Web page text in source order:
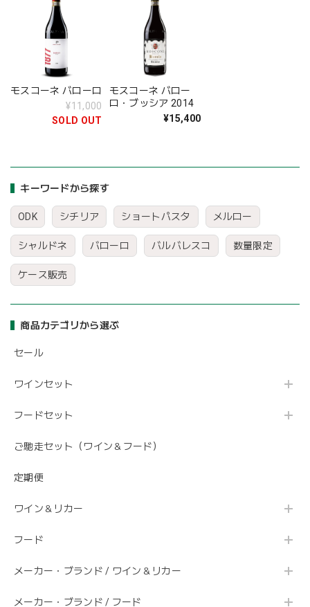
キーワードから探す
ODK シチリア ショートパスタ メルロー
シャルドネ バローロ バルバレスコ 数量限定
ケース販売
商品カテゴリから選ぶ
セール
ワインセット
フードセット
ご馳走セット（ワイン＆フード）
定期便
ワイン＆リカー
フード
メーカー・ブランド / ワイン＆リカー
メーカー・ブランド / フード
モスコーネ バローロ
¥11,000
SOLD OUT
モスコーネ バロー
ロ・ブッシア 2014
¥15,400